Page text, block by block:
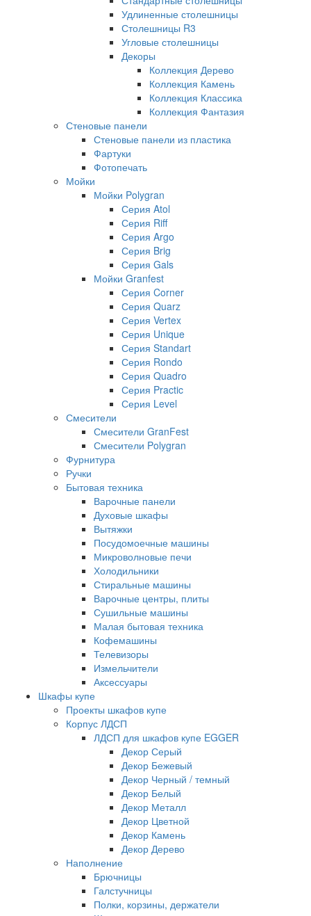
Удлиненные столешницы
Столешницы R3
Угловые столешницы
Декоры
Коллекция Дерево
Коллекция Камень
Коллекция Классика
Коллекция Фантазия
Стеновые панели
Стеновые панели из пластика
Фартуки
Фотопечать
Мойки
Мойки Polygran
Серия Atol
Серия Riff
Серия Argo
Серия Brig
Серия Gals
Мойки Granfest
Серия Corner
Серия Quarz
Серия Vertex
Серия Unique
Серия Standart
Серия Rondo
Серия Quadro
Серия Practic
Серия Level
Смесители
Смесители GranFest
Смесители Polygran
Фурнитура
Ручки
Бытовая техника
Варочные панели
Духовые шкафы
Вытяжки
Посудомоечные машины
Микроволновые печи
Холодильники
Стиральные машины
Варочные центры, плиты
Сушильные машины
Малая бытовая техника
Кофемашины
Телевизоры
Измельчители
Аксессуары
Шкафы купе
Проекты шкафов купе
Корпус ЛДСП
ЛДСП для шкафов купе EGGER
Декор Серый
Декор Бежевый
Декор Черный / темный
Декор Белый
Декор Металл
Декор Цветной
Декор Камень
Декор Дерево
Наполнение
Брючницы
Галстучницы
Полки, корзины, держатели